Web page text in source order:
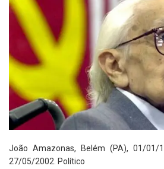
João Amazonas, Belém (PA), 01/01/
27/05/2002. Político